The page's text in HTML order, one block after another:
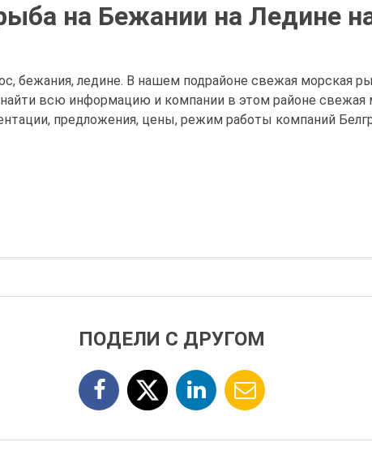
на Бежании на Ледине
бежания, ледине. В нашем подрайоне свежая морская
всю информацию и компании в этом районе свежая
предложения, цены, режим работы компаний
ПОДЕЛИ С ДРУГОМ